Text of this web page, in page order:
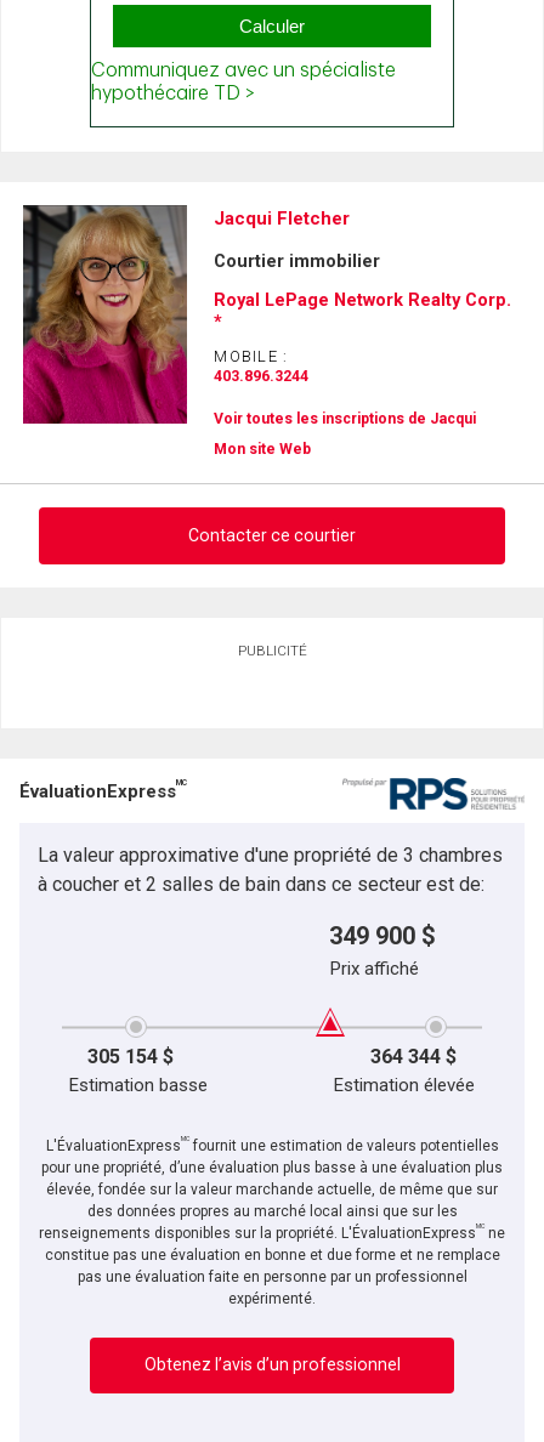
Jacqui Fletcher
Courtier immobilier
Royal LePage Network Realty Corp.
*
MOBILE :
403.896.3244
Voir toutes les inscriptions de Jacqui
Mon site Web
Contacter ce courtier
Téléphone
Message
En cliquant sur le bouton « soumettre », vous consentez à nos conditions d'utilisation et
vous nous fournissez l'autorisation écrite de communiquer avec vous.
PUBLICITÉ
ÉvaluationExpressMC
La valeur approximative d'une propriété de 3 chambres
à coucher et 2 salles de bain dans ce secteur est de:
349 900 $
Prix affiché
305 154 $ 364 344 $
Estimation basse Estimation élevée
L'ÉvaluationExpressMCfournit une estimation de valeurs potentielles
pour une propriété, d’une évaluation plus basse à une évaluation plus
élevée, fondée sur la valeur marchande actuelle, de même que sur
des données propres au marché local ainsi que sur les
renseignements disponibles sur la propriété. L'ÉvaluationExpressMC ne
constitue pas une évaluation en bonne et due forme et ne remplace
pas une évaluation faite en personne par un professionnel
expérimenté.
Obtenez l’avis d’un professionnel